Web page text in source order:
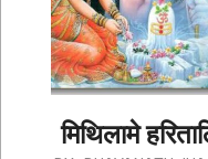
मिथिलामे